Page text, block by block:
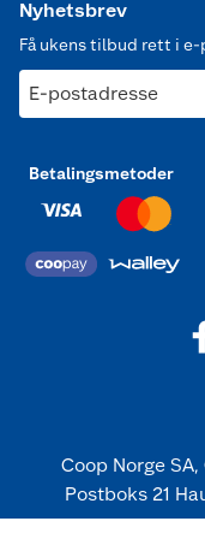
Nyhetsbrev
Få ukens tilbud rett i e-
E-postadresse
Betalingsmetoder
Coop Norge
Postboks 21